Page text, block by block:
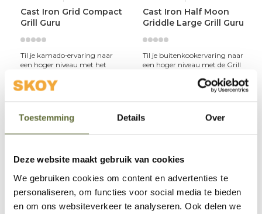
Toestemming Details Over
Deze website maakt gebruik van cookies
We gebruiken cookies om content en advertenties te
personaliseren, om functies voor social media te bieden
en om ons websiteverkeer te analyseren. Ook delen we
Cast Iron Grid Compact
Grill Guru
Til je kamado‑ervaring naar
een hoger niveau met het
Guru — speciaal ontworpen
voor compact kamado’s.
€59,95
Cast Iron Half Moon
Griddle Large Grill Guru
Til je buitenkookervaring naar
een hoger niveau met de Grill
Griddle Large — een
veelzijdige gietijzeren
€64,95